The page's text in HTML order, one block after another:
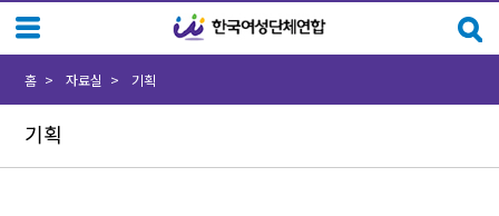
기획
홈 자료실 기획